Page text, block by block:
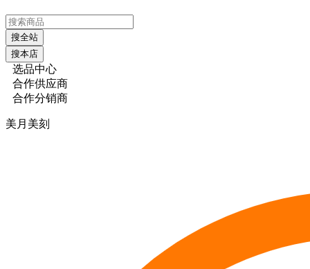
搜全站
搜本店
选品中心
合作供应商
合作分销商
美月美刻